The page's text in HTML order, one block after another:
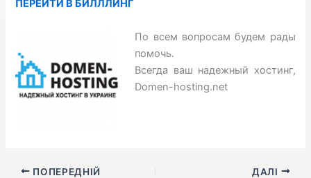
ПЕРЕЙТИ В БИЛЛЛИНГ
По всем вопросам будем рады
помочь.
Всегда ваш надежный хостинг,
Domen-hosting.net
ПОПЕРЕДНІЙ ДАЛІ